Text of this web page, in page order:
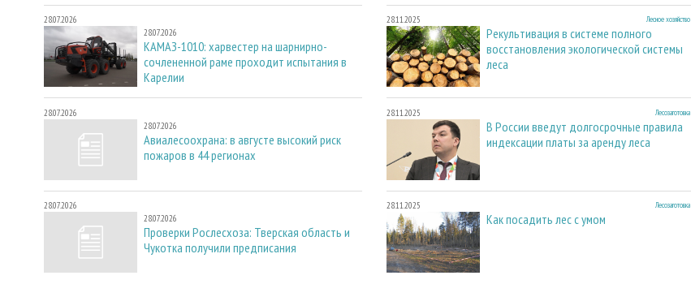
28.07.2026
28.07.2026
КАМАЗ-1010: харвестер на шарнирно-
сочлененной раме проходит испытания в
Карелии
28.07.2026
28.07.2026
Авиалесоохрана: в августе высокий риск
пожаров в 44 регионах
28.07.2026
28.07.2026
Проверки Рослесхоза: Тверская область и
Чукотка получили предписания
28.11.2025 Лесное хозяйство
Рекультивация в системе полного
восстановления экологической системы
леса
28.11.2025 Лесозаготовка
В России введут долгосрочные правила
индексации платы за аренду леса
28.11.2025 Лесозаготовка
Как посадить лес с умом